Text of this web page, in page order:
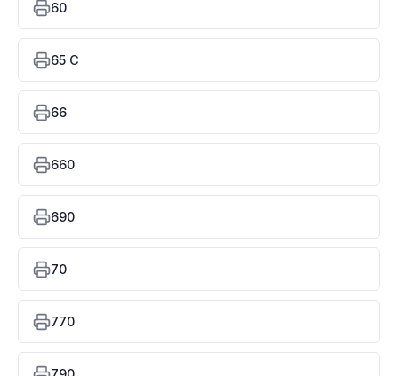
60
65 C
66
660
690
70
770